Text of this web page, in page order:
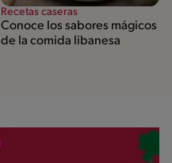
Recetas caseras
Conoce los sabores mágicos
de la comida libanesa